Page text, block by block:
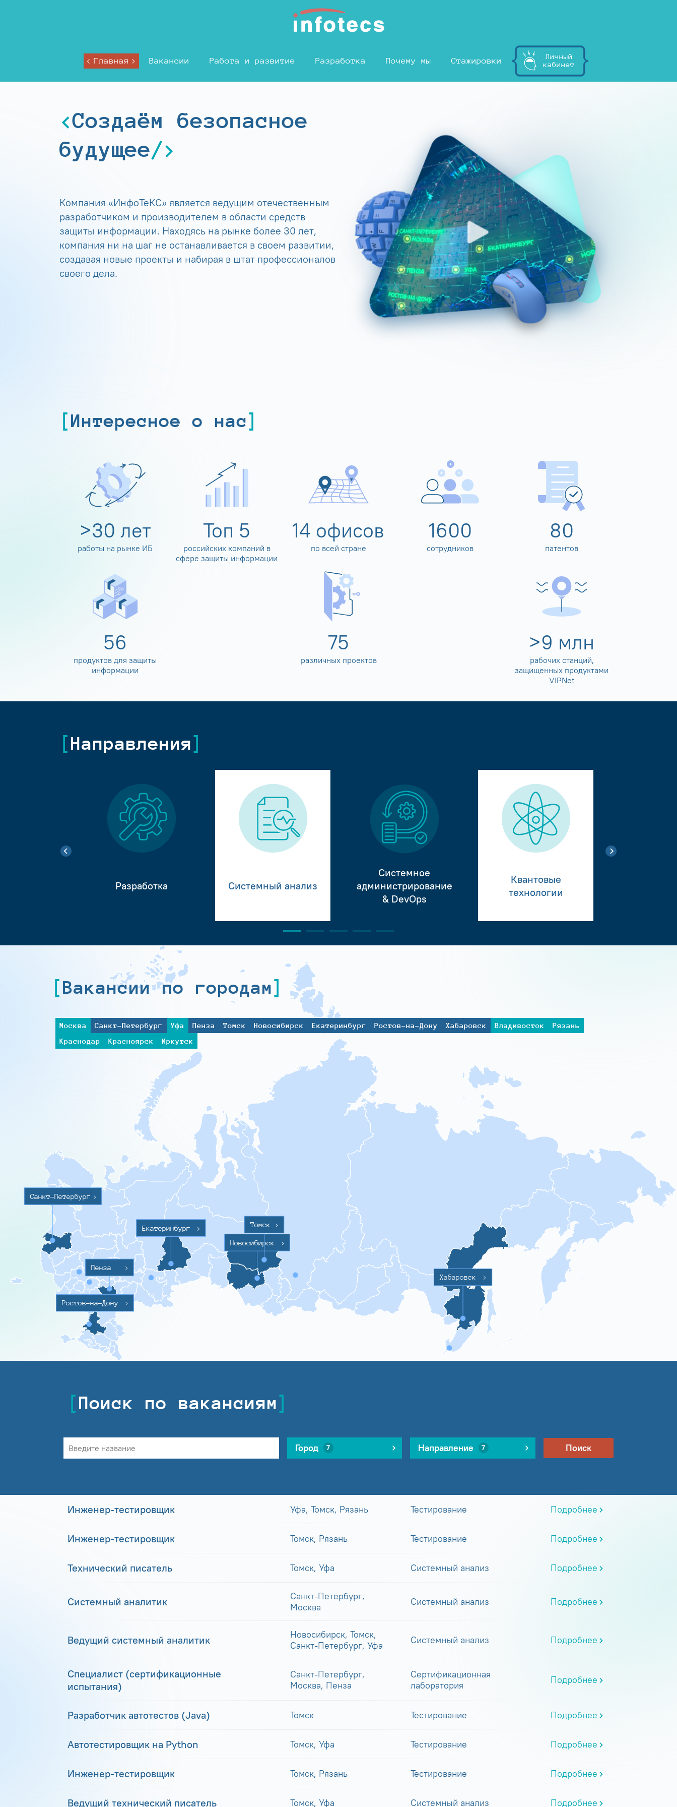
Главная Вакансии Работа и развитие Разработка Почему мы Стажировки
Личный
кабинет
Создаём безопасное
будущее
Компания «ИнфоТеКС» является ведущим отечественным
разработчиком и производителем в области средств
защиты информации. Находясь на рынке более 30 лет,
компания ни на шаг не останавливается в своем развитии,
создавая новые проекты и набирая в штат профессионалов
своего дела.
Интересное о нас
>30 лет
работы на рынке ИБ
Топ 5
российских компаний в
сфере защиты информации
14 офисов
по всей стране
1600
сотрудников
80
патентов
60
продуктов для защиты
информации
80
различных проектов
>10 млн
рабочих станций,
защищенных продуктами
ViPNet
Направления
Разработка Системный анализ
Системное
администрирование
& DevOps
Квантовые
технологии
Вакансии по городам
Москва Санкт-Петербург Уфа Пенза Томск Новосибирск Екатеринбург Ростов-на-Дону Хабаровск Владивосток
Рязань
Краснодар
Красноярск Иркутск
Санкт-Петербург >
Ростов-на-Дону >
Пенза >
Екатеринбург
>
Новосибирск
>
Томск >
Хабаровск >
Поиск по вакансиям
Город 7 Направление 7 Поиск
Инженер-тестировщик Уфа, Томск, Рязань Тестирование Подробнее
Инженер-тестировщик Томск, Рязань Тестирование Подробнее
Технический писатель Томск, Уфа Системный анализ Подробнее
Системный аналитик
Санкт-Петербург,
Москва
Системный анализ Подробнее
Ведущий системный аналитик
Новосибирск, Томск,
Санкт-Петербург, Уфа
Системный анализ Подробнее
Специалист (сертификационные
испытания)
Санкт-Петербург,
Москва, Пенза
Сертификационная
лаборатория
Подробнее
Разработчик автотестов (Java) Томск Тестирование Подробнее
Автотестировщик на Python Томск, Уфа Тестирование Подробнее
Инженер-тестировщик Томск, Рязань Тестирование Подробнее
Ведущий технический писатель Томск, Уфа Системный анализ Подробнее